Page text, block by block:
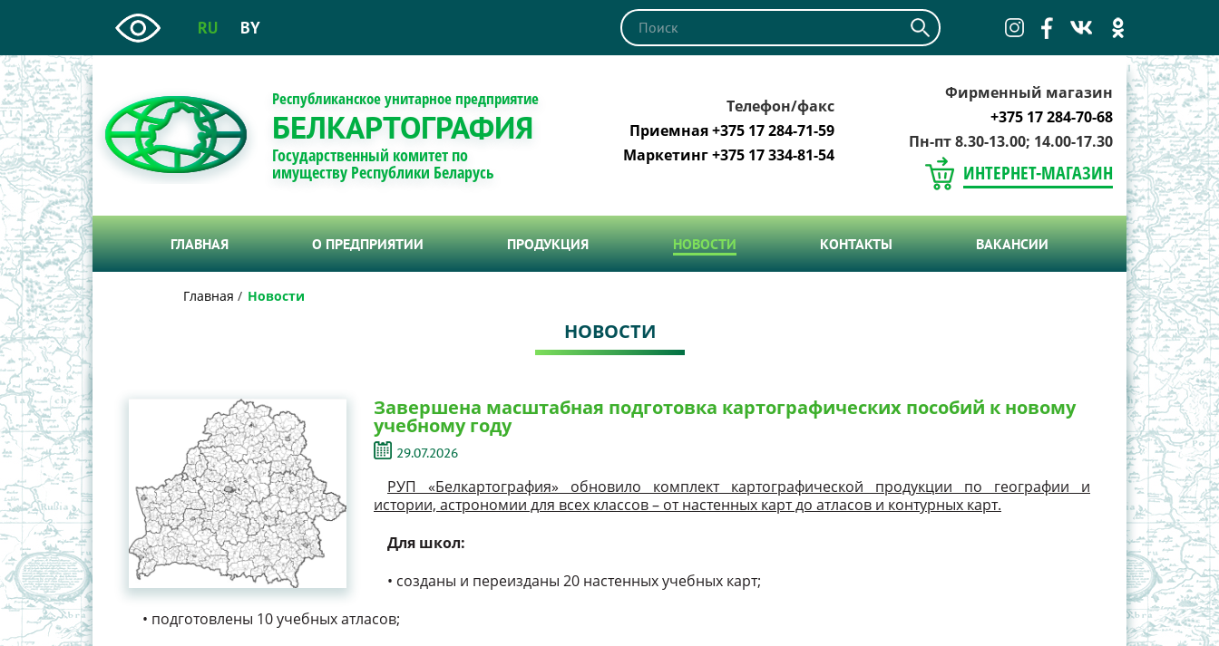
RU BY
Республиканское унитарное предприятие
БЕЛКАРТОГРАФИЯ
Государственный комитет по
имуществу Республики Беларусь
Телефон/факс
Приемная +375 17 284-71-59
Маркетинг +375 17 334-81-54
Фирменный магазин
+375 17 284-70-68
Пн-пт 8.30-13.00; 14.00-17.30
ИНТЕРНЕТ-МАГАЗИН
ГЛАВНАЯ О ПРЕДПРИЯТИИ ПРОДУКЦИЯ НОВОСТИ КОНТАКТЫ ВАКАНСИИ
Главная Новости
НОВОСТИ
Завершена масштабная подготовка картографических пособий к новому
учебному году
29.07.2026
РУП «Белкартография» обновило комплект картографической продукции по географии и
истории, астрономии для всех классов – от настенных карт до атласов и контурных карт.
Для школ:
• созданы и переизданы 20 настенных учебных карт;
• подготовлены 10 учебных атласов;